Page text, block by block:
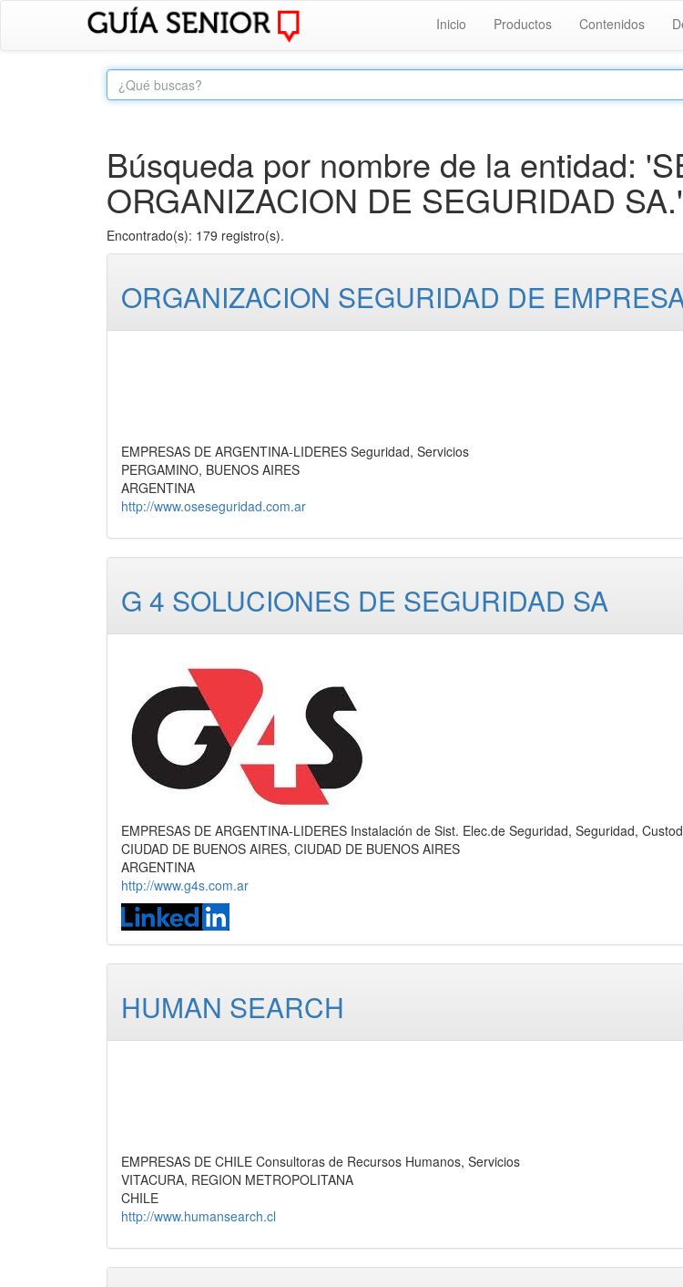
Inicio Productos Contenidos
Búsqueda por nombre de la entidad:
ORGANIZACION DE SEGURIDAD SA.'
Encontrado(s): 179 registro(s).
ORGANIZACION SEGURIDAD DE
EMPRESAS DE ARGENTINA-LIDERES Seguridad, Servicios
PERGAMINO, BUENOS AIRES
ARGENTINA
http://www.oseseguridad.com.ar
G 4 SOLUCIONES DE SEGURIDAD SA
EMPRESAS DE ARGENTINA-LIDERES Instalación de Sist. Elec.de Seguridad, Seguridad,
CIUDAD DE BUENOS AIRES, CIUDAD DE BUENOS AIRES
ARGENTINA
http://www.g4s.com.ar
HUMAN SEARCH
EMPRESAS DE CHILE Consultoras de Recursos Humanos, Servicios
VITACURA, REGION METROPOLITANA
CHILE
http://www.humansearch.cl